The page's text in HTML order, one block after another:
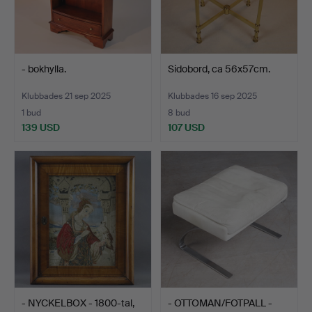
- bokhylla.
Klubbades 21 sep 2025
1 bud
139 USD
Sidobord, ca 56x57cm.
Klubbades 16 sep 2025
8 bud
107 USD
- NYCKELBOX - 1800-tal,
- OTTOMAN/FOTPALL -